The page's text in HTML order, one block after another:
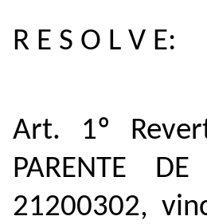
R E S O L V E:
Art. 1º
PARENTE
21200302,